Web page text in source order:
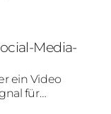
Social-
allein
Inhalte und
sind.
Media-
ein Video
für